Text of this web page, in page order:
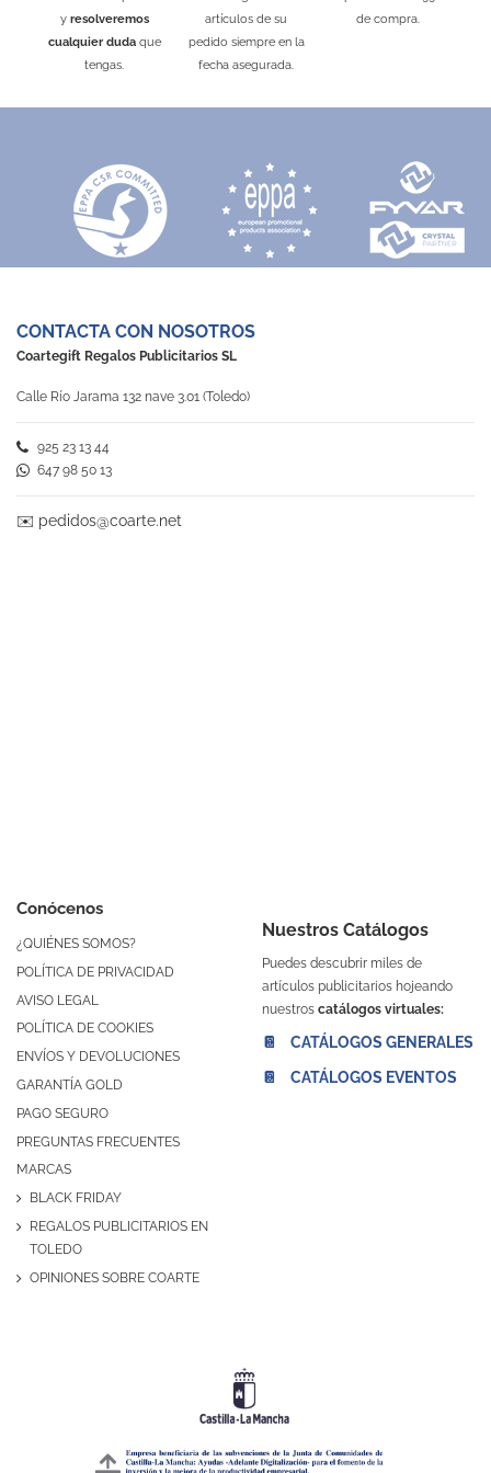
RojoNaranjaAmarilloAzul Royal
Natural
Negro
Blanco Verde
Azul Claro
PlataDoradoOro Rosa
Negro
AzulFucsia PerroCohete
Dinosaurio
Tren
y resolveremos
cualquier dudaque
tengas.
artículos de su
pedido siempre en la
fecha asegurada.
de compra.
Conócenos
¿QUIÉNES SOMOS?
POLÍTICA DE PRIVACIDAD
AVISO LEGAL
POLÍTICA DE COOKIES
ENVÍOS Y DEVOLUCIONES
GARANTÍA GOLD
PAGO SEGURO
PREGUNTAS FRECUENTES
MARCAS
BLACK FRIDAY
REGALOS PUBLICITARIOS EN
TOLEDO
OPINIONES SOBRE COARTE
Nuestros Catálogos
Puedes descubrir miles de
artículos publicitarios hojeando
nuestros catálogos virtuales:
📔 CATÁLOGOS GENERALES
📔 CATÁLOGOS EVENTOS
CONTACTA CON NOSOTROS
Coartegift Regalos Publicitarios SL
Calle Río Jarama 132 nave 3.01 (Toledo)
925 23 13 44
647 98 50 13
✉️ pedidos@coarte.net